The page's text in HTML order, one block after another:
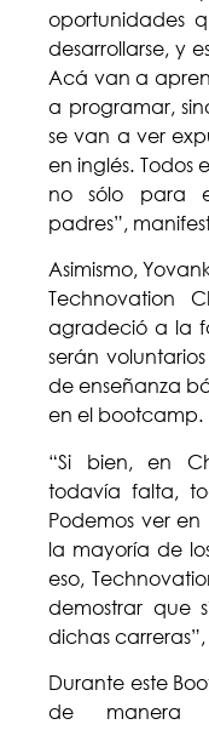
oportunidades
desarrollarse, y
Acá van a
a programar,
se van a ver
en inglés. Todos
no sólo para
padres”,
Asimismo,
Technovation
agradeció a la
serán
de enseñanza
en el bootcamp.
“Si bien, en
todavía falta,
Podemos ver en
la mayoría de
eso,
demostrar que
dichas
Durante este
de manera